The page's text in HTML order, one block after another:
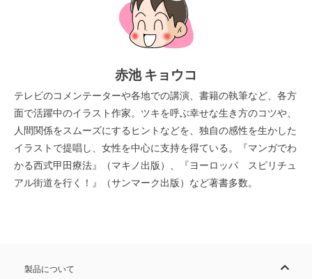
赤池 キョウコ
テレビのコメンテーターや各地での講演、書籍の執筆など、各方
面で活躍中のイラスト作家。ツキを呼ぶ幸せな生き方のコツや、
人間関係をスムーズにするヒントなどを、独自の感性を生かした
イラストで提唱し、女性を中心に支持を得ている。『マンガでわ
かる西式甲田療法』（マキノ出版）、『ヨーロッパ スピリチュ
アル街道を行く！』（サンマーク出版）など著書多数。
製品について